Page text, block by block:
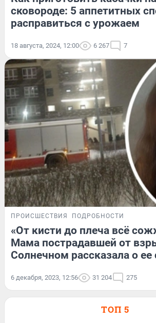
сковороде: 5 аппетитных
расправиться с урожаем
18 августа, 2024, 12:00 6 267 7
ПРОИСШЕСТВИЯ ПОДРОБНОСТИ
«От кисти до плеча всё
Мама пострадавшей от
Солнечном рассказала о ее
6 декабря, 2023, 12:56 31 204 275
ТОП 5